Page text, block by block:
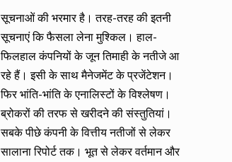
सूचनाओं की भरमार है। तरह-तरह की इतनी
सूचनाएं कि फैसला लेना मुश्किल। हाल-
फिलहाल कंपनियों के जून तिमाही के नतीजे आ
रहे हैं। इसी के साथ मैनेजमेंट के प्रजेंटेशन।
फिर भांति-भांति के एनालिस्टों के विश्लेषण।
ब्रोकरों की तरफ से खरीदने की संस्तुतियां।
सबके पीछे कंपनी के वित्तीय नतीजों से लेकर
सालाना रिपोर्ट तक। भूत से लेकर वर्तमान और